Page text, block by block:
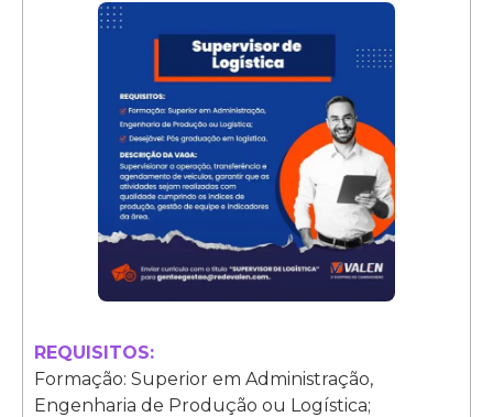
REQUISITOS:
Formação: Superior em Administração,
Engenharia de Produção ou Logística;